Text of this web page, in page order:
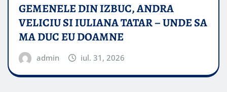
GEMENELE DIN IZBUC, ANDRA
VELICIU SI IULIANA TATAR – UNDE SA
MA DUC EU DOAMNE
admin iul. 31, 2026